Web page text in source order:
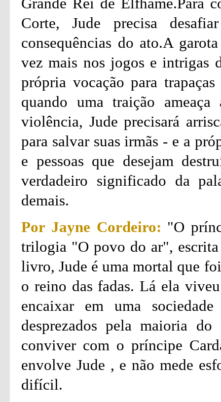
Corte, Jude precisa
consequências do ato.A
vez mais nos jogos e intrigas
própria vocação para
quando uma traição
violência, Jude precisará
para salvar suas irmãs - e a
e pessoas que desejam
verdadeiro significado da
demais.
Por Jayne Cordeiro: "O
trilogia "O povo do ar",
livro, Jude é uma mortal que
o reino das fadas. Lá ela
encaixar em uma
desprezados pela maioria
conviver com o príncipe
envolve Jude , e não mede
difícil.